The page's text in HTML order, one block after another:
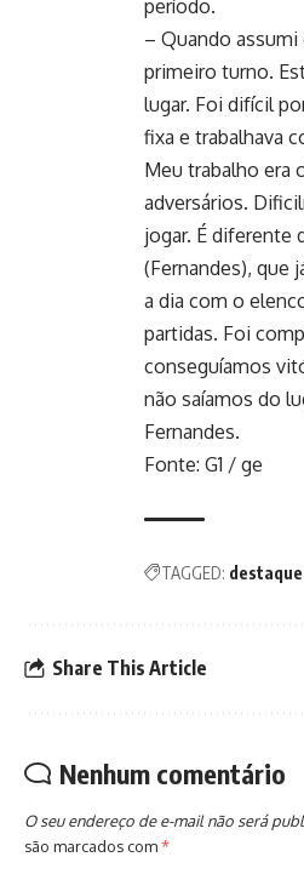
período.
– Quando
primeiro turno.
lugar. Foi difícil
fixa e trabalhava
Meu trabalho era
adversários.
jogar. É diferente
(Fernandes), que
a dia com o
partidas. Foi
conseguíamos
não saíamos do
Fernandes.
Fonte: G1 / ge
TAGGED: destaque
Share This Article
Nenhum comentário
O seu endereço de e-mail não será
são marcados com*